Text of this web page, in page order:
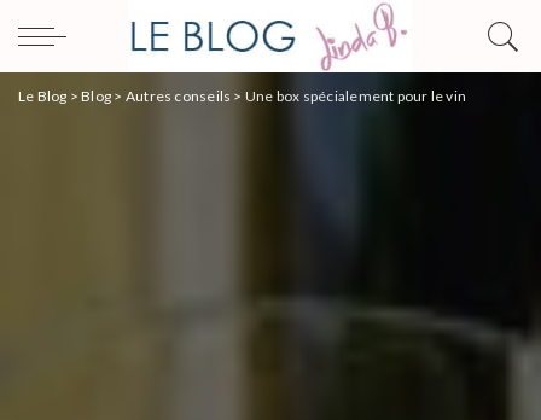
Le Blog >Blog > Autres conseils > Une box spécialement pour le vin